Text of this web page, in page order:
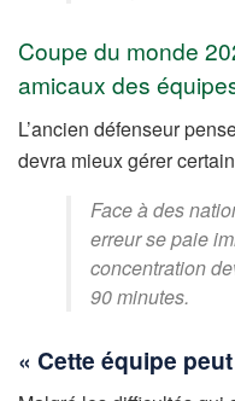
Coupe du monde
amicaux des
L’ancien défenseur
devra mieux gérer
Face à des
erreur se paie
concentration
90 minutes.
« Cette équipe